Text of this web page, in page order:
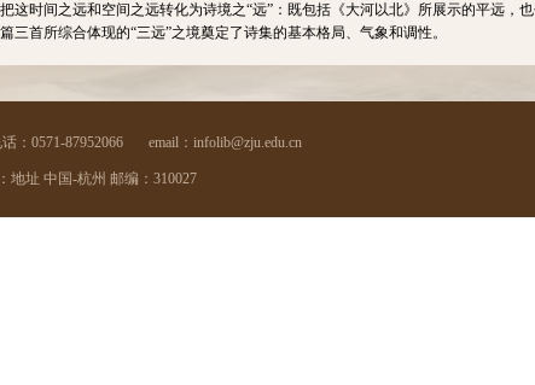
时间之远和空间之远转化为诗境之“远”：既包括《大河以北》所展示的平远，
首所综合体现的“三远”之境奠定了诗集的基本格局、气象和调性。
：0571-87952066 email：infolib@zju.edu.cn
地址 中国-杭州 邮编：310027